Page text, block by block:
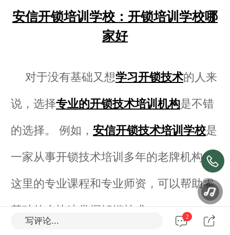
安信开锁培训学校：开锁培训学校哪
家好
对于没有基础又想学习开锁技术的人来
说，选择专业的开锁技术培训机构是不错
的选择。 例如， 安信开锁技术培训学校是
一家从事开锁技术培训多年的老牌机构。
这里的专业课程和专业师资，可以帮助零
基础的人快速掌握解锁技术。
写评论... 2